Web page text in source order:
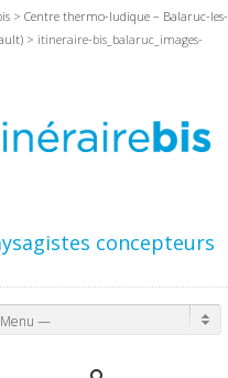
> Centre thermo-ludique – Balaruc-les-
> itineraire-bis_balaruc_images-
concepteurs
—